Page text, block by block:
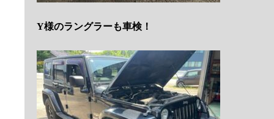
Y様のラングラーも車検！